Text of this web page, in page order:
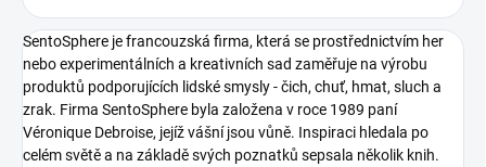
SentoSphere je francouzská firma, která se prostřednictvím her
nebo experimentálních a kreativních sad zaměřuje na výrobu
produktů podporujících lidské smysly - čich, chuť, hmat, sluch a
zrak. Firma SentoSphere byla založena v roce 1989 paní
Véronique Debroise, jejíž vášní jsou vůně. Inspiraci hledala po
celém světě a na základě svých poznatků sepsala několik knih.